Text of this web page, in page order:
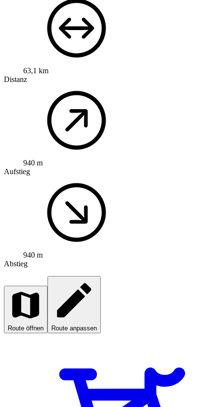
63,1 km
Distanz
940 m
Aufstieg
940 m
Abstieg
Route öffnen Route anpassen